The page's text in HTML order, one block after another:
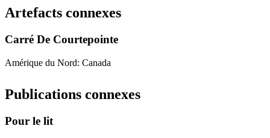
Artefacts connexes
Carré De Courtepointe
Amérique du Nord: Canada
Publications connexes
Pour le lit